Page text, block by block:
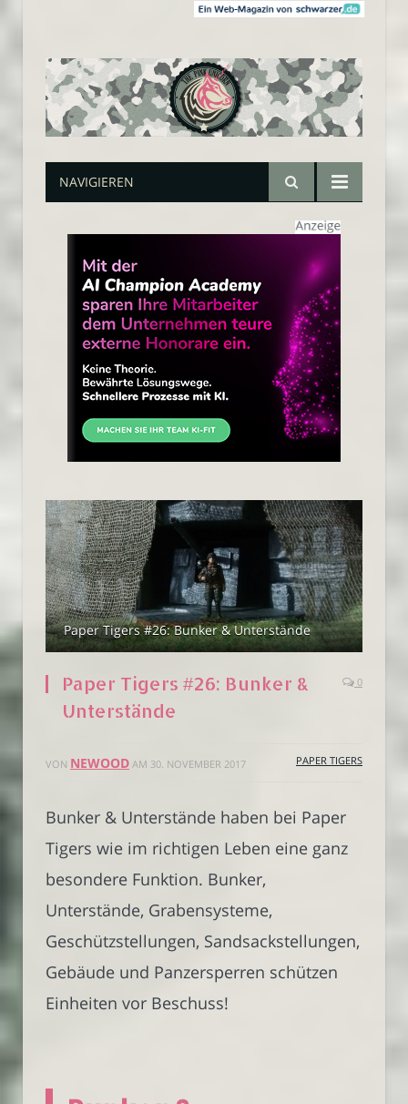
NAVIGIEREN
Paper Tigers #26: Bunker & Unterstände
Paper Tigers #26: Bunker &
Unterstände
0
VON NEWOOD AM 30. NOVEMBER 2017 PAPER TIGERS
Bunker & Unterstände haben bei Paper
Tigers wie im richtigen Leben eine ganz
besondere Funktion. Bunker,
Unterstände, Grabensysteme,
Geschützstellungen, Sandsackstellungen,
Gebäude und Panzersperren schützen
Einheiten vor Beschuss!